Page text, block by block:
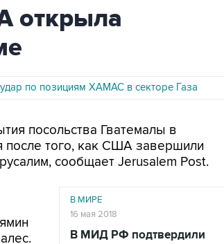
открыла
по позициям ХАМАС в секторе Газа
посольства Гватемалы в
после того, как США завершили
сообщает Jerusalem Post.
В МИРЕ
16 мая 2018
В МИД РФ подтвердили